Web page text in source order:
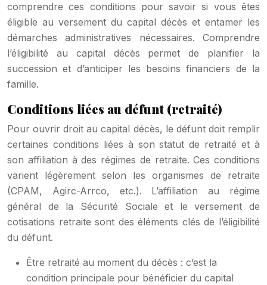
comprendre ces conditions pour savoir si vous êtes
éligible au versement du capital décès et entamer les
démarches administratives nécessaires. Comprendre
l’éligibilité au capital décès permet de planifier la
succession et d’anticiper les besoins financiers de la
famille.
Conditions liées au défunt (retraité)
Pour ouvrir droit au capital décès, le défunt doit remplir
certaines conditions liées à son statut de retraité et à
son affiliation à des régimes de retraite. Ces conditions
varient légèrement selon les organismes de retraite
(CPAM, Agirc-Arrco, etc.). L’affiliation au régime
général de la Sécurité Sociale et le versement de
cotisations retraite sont des éléments clés de l’éligibilité
du défunt.
Être retraité au moment du décès : c’est la
condition principale pour bénéficier du capital